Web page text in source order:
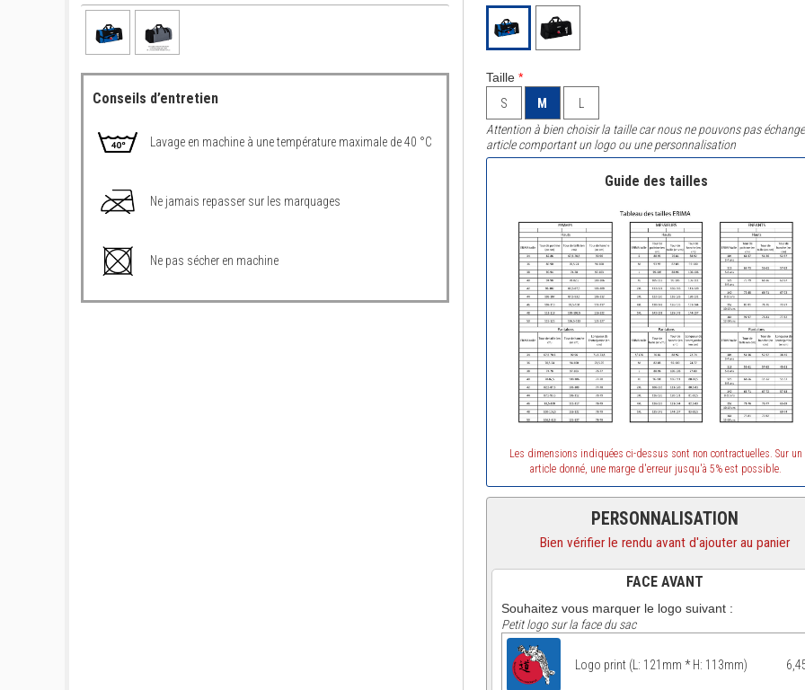
Conseils d’entretien
Lavage en machine à une température maximale de 40 °C
Ne jamais repasser sur les marquages
Ne pas sécher en machine
Taille *
S
M
Attention à bien choisir la taille car nous ne pouvons pas
article comportant un logo ou une personnalisation
Guide des tailles
Les dimensions indiquées ci-dessus sont non contractuelles. Sur un
article donné, une marge d'erreur jusqu'à 5% est possible.
PERSONNALISATION
Bien vérifier le rendu avant d'ajouter au panier
FACE AVANT
Souhaitez vous marquer le logo suivant :
Petit logo sur la face du sac
Logo print (L: 121mm * H: 113mm)